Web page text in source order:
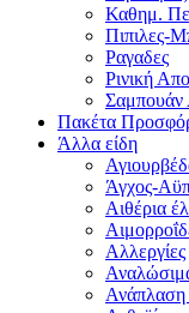
Καθημ.
Πιπιλες-
Ραγαδες
Ρινική
Πακέτα
Άλλα είδη
Άγχος-
Αιθέρια
Αλλεργίες
Ανάπλαση